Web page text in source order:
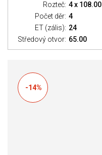
Rozteč: 4 x 108.00
Počet děr: 4
ET (zális): 24
Středový otvor: 65.00
-14%